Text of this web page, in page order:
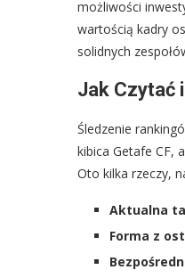
możliwości
wartością kadry
solidnych
Jak Czytać
Śledzenie
kibica Getafe CF,
Oto kilka rzeczy,
Aktualna
Forma z